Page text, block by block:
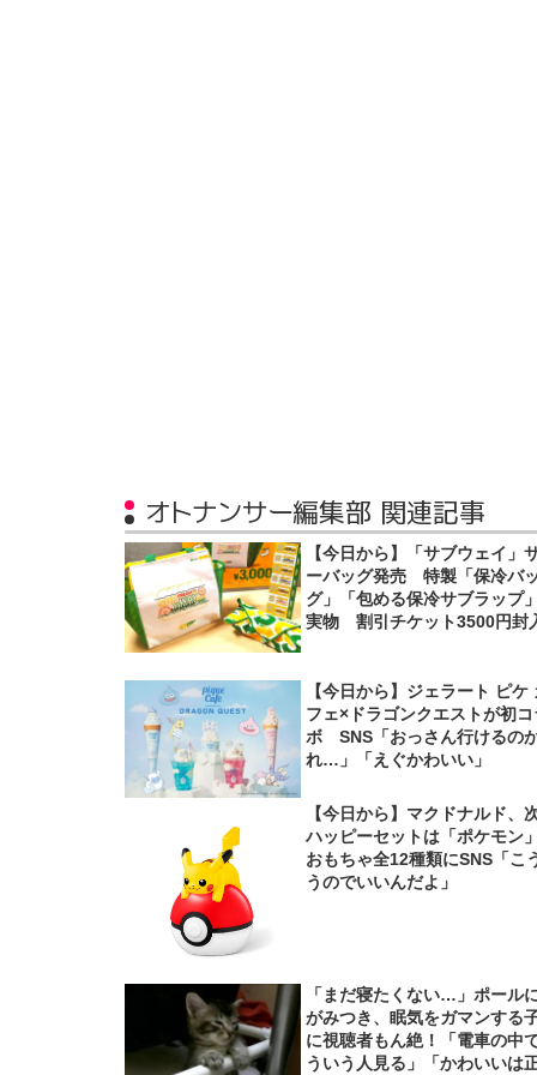
オトナンサー編集部 関連記事
【今日から】「サブウェイ」
ーバッグ発売 特製「保冷バ
グ」「包める保冷サブラップ
実物 割引チケット3500円封
【今日から】ジェラート ピケ
フェ×ドラゴンクエストが初コ
ボ SNS「おっさん行けるの
れ…」「えぐかわいい」
【今日から】マクドナルド、
ハッピーセットは「ポケモン
おもちゃ全12種類にSNS「こ
うのでいいんだよ」
「まだ寝たくない…」ポール
がみつき、眠気をガマンする
に視聴者もん絶！「電車の中
ういう人見る」「かわいいは